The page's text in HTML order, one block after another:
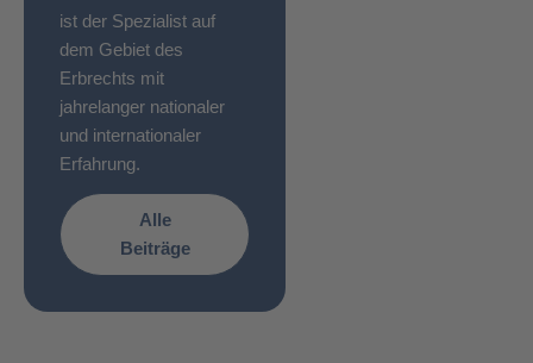
ist der Spezialist auf
dem Gebiet des
Erbrechts mit
jahrelanger nationaler
und internationaler
Erfahrung.
Alle
Beiträge